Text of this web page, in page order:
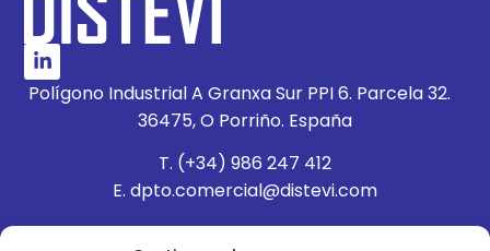
Polígono Industrial A Granxa Sur PPI 6. Parcela 32.
36475, O Porriño. España
T. (+34) 986 247 412
E. dpto.comercial@distevi.com